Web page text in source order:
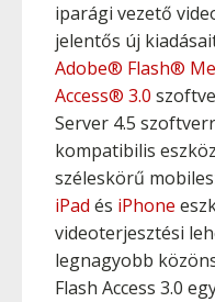
iparági vezető
jelentős új
Adobe® Flash®
Access® 3.0
Server 4.5
kompatibilis
széleskörű
iPad és iPhone
videoterjesztési
legnagyobb
Flash Access 3.0